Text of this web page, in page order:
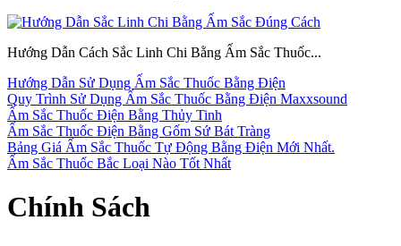
Hướng Dẫn Cách Sắc Linh Chi Bằng Ấm Sắc Thuốc...
Hướng Dẫn Sử Dụng Ấm Sắc Thuốc Bằng Điện
Quy Trình Sử Dụng Ấm Sắc Thuốc Bằng Điện Maxxsound
Ấm Sắc Thuốc Điện Bằng Thủy Tinh
Ấm Sắc Thuốc Điện Bằng Gốm Sứ Bát Tràng
Bảng Giá Ấm Sắc Thuốc Tự Động Bằng Điện Mới Nhất.
Ấm Sắc Thuốc Bắc Loại Nào Tốt Nhất
Chính Sách